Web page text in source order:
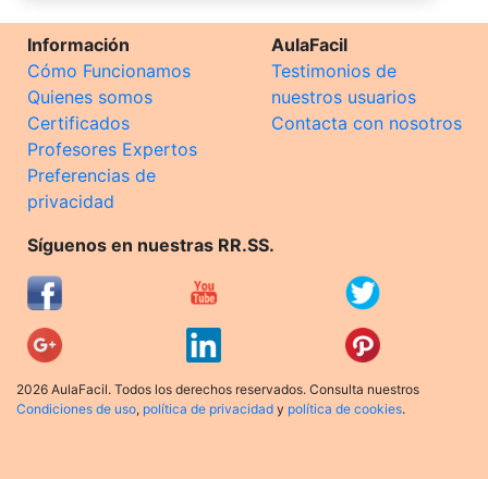
Información
Cómo Funcionamos
Quienes somos
Certificados
Profesores Expertos
Preferencias de
privacidad
AulaFacil
Testimonios de
nuestros usuarios
Contacta con nosotros
Síguenos en nuestras RR.SS.
2026 AulaFacil. Todos los derechos reservados. Consulta nuestros
Condiciones de uso, política de privacidad y política de cookies.